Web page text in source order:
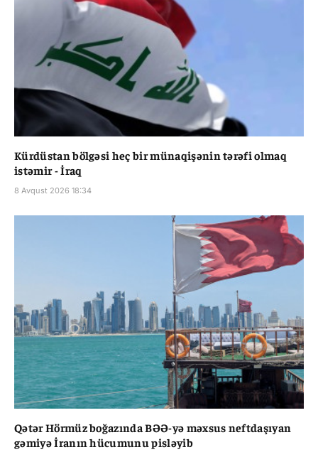
Kürdüstan bölgəsi heç bir münaqişənin tərəfi olmaq
istəmir - İraq
8 Avqust 2026 18:34
Qətər Hörmüz boğazında BƏƏ-yə məxsus neftdaşıyan
gəmiyə İranın hücumunu pisləyib